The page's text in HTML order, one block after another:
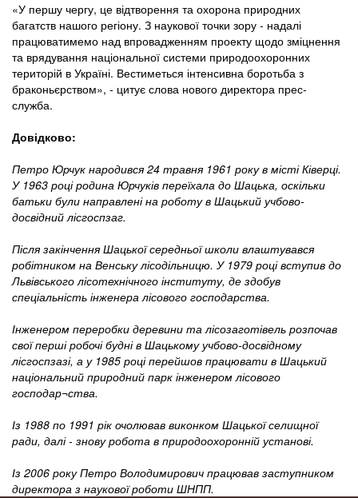
«У першу чергу, це відтворення та охорона природних
багатств нашого регіону. З наукової точки зору - надалі
працюватимемо над впровадженням проекту щодо зміцнення
та врядування національної системи природоохоронних
територій в Україні. Вестиметься інтенсивна боротьба з
браконьєрством», - цитує слова нового директора прес-
служба.
Довідково:
Петро Юрчук народився 24 травня 1961 року в місті Ківерці.
У 1963 році родина Юрчуків переїхала до Шацька, оскільки
батьки були направлені на роботу в Шацький учбово-
досвідний лісгоспзаг.
Після закінчення Шацької середньої школи влаштувався
робітником на Венську лісодільницю. У 1979 році вступив до
Львівського лісотехнічного інституту, де здобув
спеціальність інженера лісового господарства.
Інженером переробки деревини та лісозаготівель розпочав
свої перші робочі будні в Шацькому учбово-досвідному
лісгоспзазі, а у 1985 році перейшов працювати в Шацький
національний природний парк інженером лісового
господар¬ства.
Із 1988 по 1991 рік очолював виконком Шацької селищної
ради, далі - знову робота в природоохоронній установі.
Із 2006 року Петро Володимирович працював заступником
директора з наукової роботи ШНПП.